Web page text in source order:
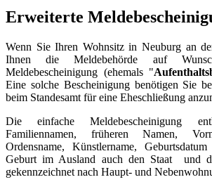
Erweiterte
Wenn Sie Ihren Wohnsitz in Neuburg an
Ihnen die Meldebehörde auf
Meldebescheinigung (ehemals "
Eine solche Bescheinigung benötigen Sie
beim Standesamt für eine Eheschließung
Die einfache Meldebescheinigung
Familiennamen, früheren Namen,
Ordensname, Künstlername,
Geburt im Ausland auch den Staat und
gekennzeichnet nach Haupt- und